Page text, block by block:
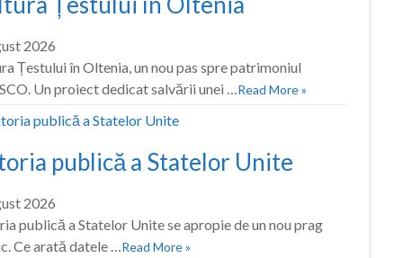
2026
Țestului în Oltenia, un nou pas spre patrimoniul
Un proiect dedicat salvării unei …Read More »
publică a Statelor Unite
2026
publică a Statelor Unite se apropie de un nou prag
Ce arată datele …Read More »